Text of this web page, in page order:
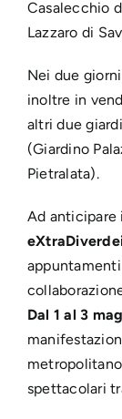
Casalecchio
Lazzaro di
Nei due
inoltre in
altri due
(Giardino
Pietralata).
Ad anticipare
Dal 1 al 3
spettacolari